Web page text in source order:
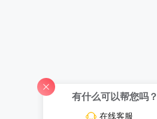
有什么可以帮您吗？
在线客服